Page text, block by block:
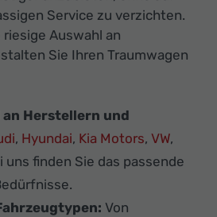
Service zu verzichten.
Auswahl an
Sie Ihren Traumwagen
an Herstellern und
, Hyundai, Kia Motors, VW,
uns finden Sie das passende
Von